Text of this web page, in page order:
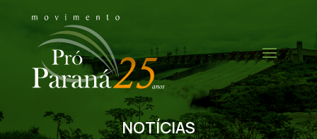
NOTÍCIAS